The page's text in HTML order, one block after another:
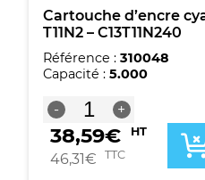
Cartouche d’encre
T11N2 – C13T11N240
Référence : 310048
Capacité : 5.000
-
quantité
de
Cartouche
d'encre
+
38,59€ HT
46,31€ TTC